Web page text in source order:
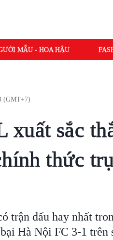
MẪU - HOA HẬU
(GMT+7)
xuất sắc
thức
trận đấu hay nhất
Hà Nội FC 3-1 trên